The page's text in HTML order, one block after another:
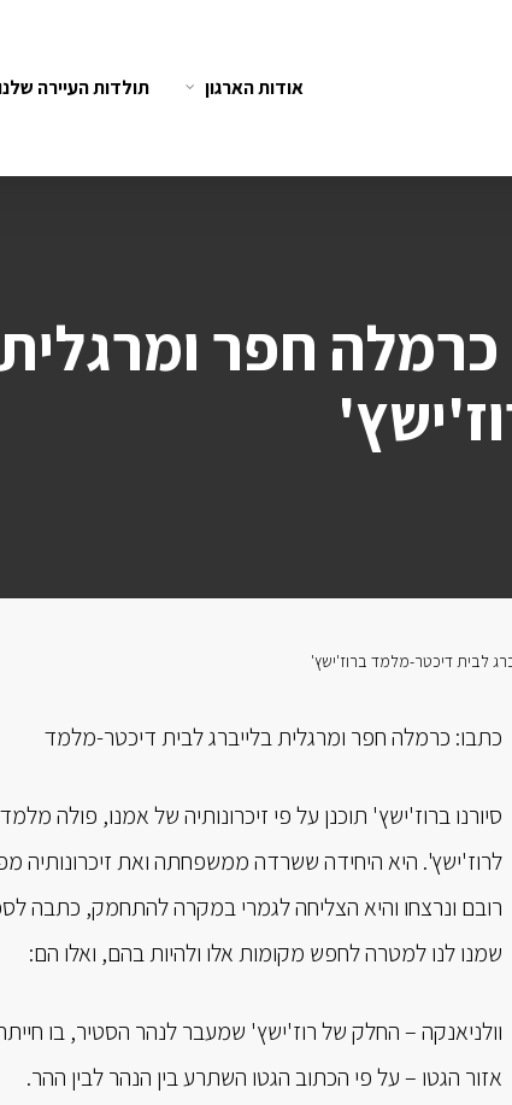
אודות הארגון תולדות העיירה
חפר
לבית דיכטר-מלמד ברוז'ישץ'
כתבו: כרמלה חפר ומרגלית בלייברג לבית דיכטר-מלמד
לרוז'ישץ'. היא היחידה ששרדה ממשפחתה ואת זיכרונותיה
רובם ונרצחו והיא הצליחה לגמרי במקרה להתחמק, כתבה
שמנו לנו למטרה לחפש מקומות אלו ולהיות בהם, ואלו הם:
וולניאנקה – החלק של רוז'ישץ' שמעבר לנהר הסטיר, בו
אזור הגטו – על פי הכתוב הגטו השתרע בין הנהר לבין ההר.